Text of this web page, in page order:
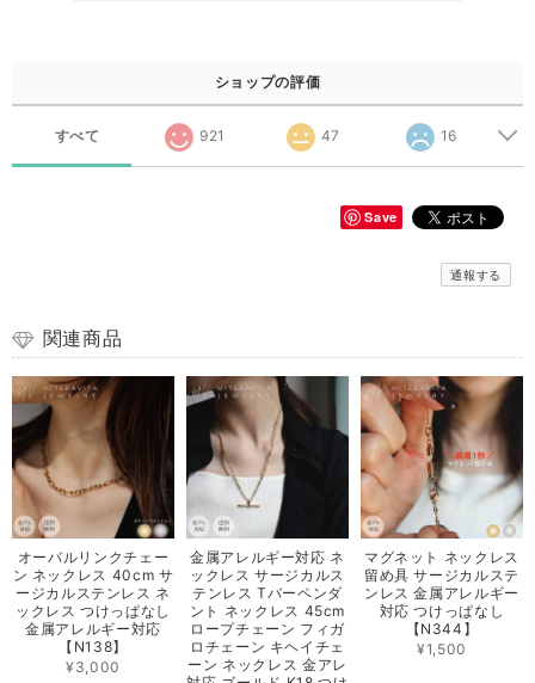
ショップの評価
すべて 921 47 16
Save
通報する
関連商品
オーバルリンクチェー
ン ネックレス 40cm サ
ージカルステンレス ネ
ックレス つけっぱなし
金属アレルギー対応
【N138】
¥3,000
金属アレルギー対応 ネ
ックレス サージカルス
テンレス Tバーペンダ
ント ネックレス 45cm
ロープチェーン フィガ
ロチェーン キヘイチェ
ーン ネックレス 金アレ
マグネット ネックレス
留め具 サージカルステ
ンレス 金属アレルギー
対応 つけっぱなし
【N344】
¥1,500